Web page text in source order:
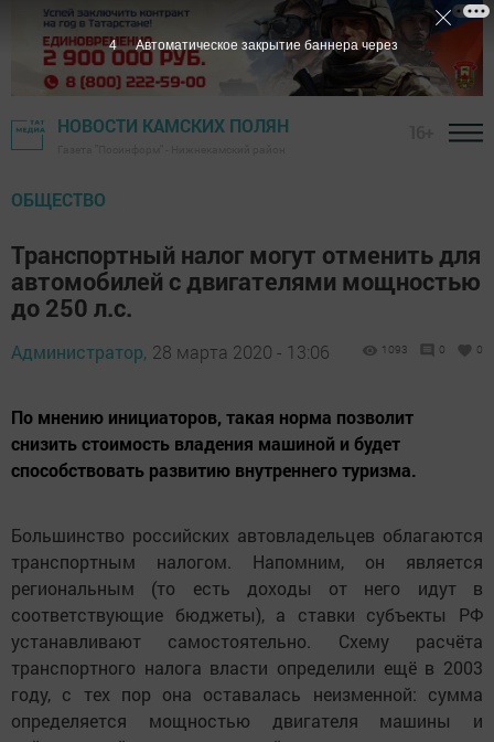
НОВОСТИ КАМСКИХ ПОЛЯН
ОБЩЕСТВО
Транспортный налог могут отменить для
автомобилей с двигателями мощностью
до 250 л.с.
Администратор, 28 марта 2020 - 13:06 1093 0 0
По мнению инициаторов, такая норма позволит
снизить стоимость владения машиной и будет
способствовать развитию внутреннего туризма.
Большинство российских автовладельцев облагаются
транспортным налогом. Напомним, он является
региональным (то есть доходы от него идут в
соответствующие бюджеты), а ставки субъекты РФ
устанавливают самостоятельно. Схему расчёта
транспортного налога власти определили ещё в 2003
году, с тех пор она оставалась неизменной: сумма
определяется мощностью двигателя машины и
3 Автоматическое закрытие баннера через